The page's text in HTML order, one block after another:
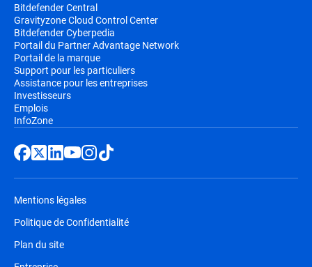
Bitdefender Central
Gravityzone Cloud Control Center
Bitdefender Cyberpedia
Portail du Partner Advantage Network
Portail de la marque
Support pour les particuliers
Assistance pour les entreprises
Investisseurs
Emplois
InfoZone
Mentions légales
Politique de Confidentialité
Plan du site